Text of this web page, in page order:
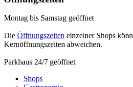
Montag bis Samstag geöffnet
Die Öffnungszeiten einzelner Shops
Kernöffnungszeiten abweichen.
Parkhaus 24/7 geöffnet
Shops